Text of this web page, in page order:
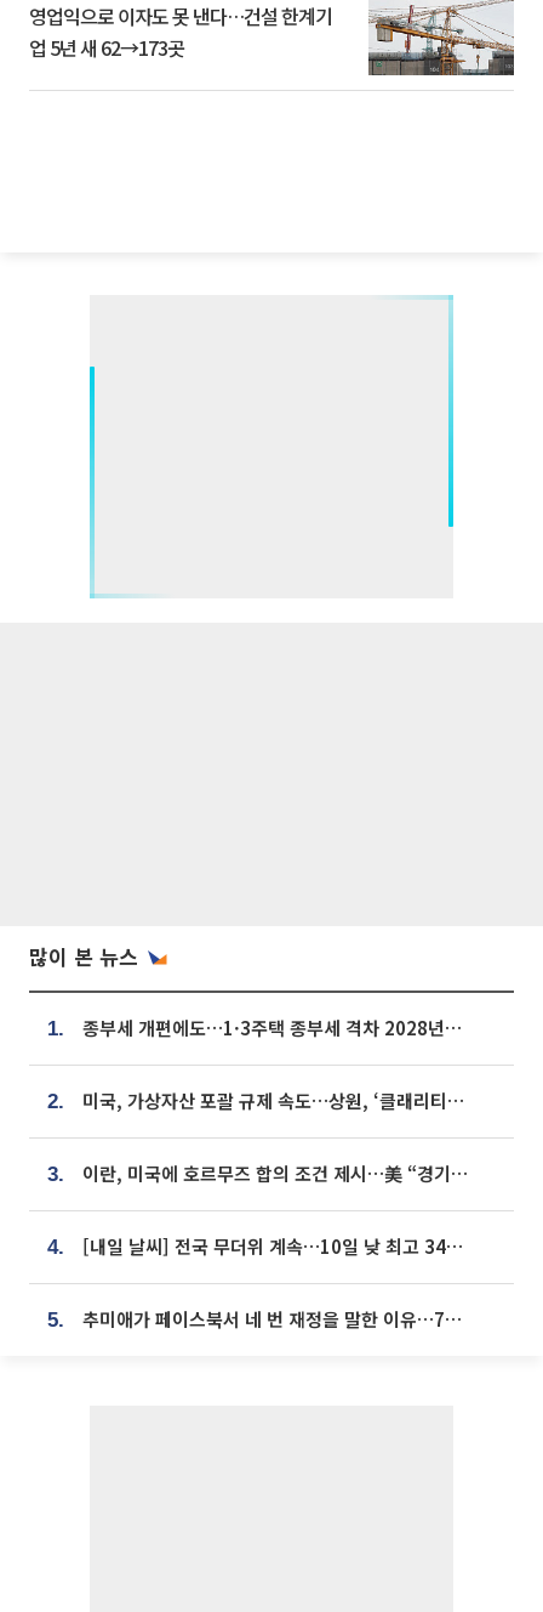
영업익으로 이자도 못 낸다…건설 한계기
업 5년 새 62→173곳
많이 본 뉴스
1. 종부세 개편에도…1·3주택 종부세 격차 2028년부터 확대
2. 미국, 가상자산 포괄 규제 속도…상원, ‘클래리티법’ 9월 절차투표 추진
3. 이란, 미국에 호르무즈 합의 조건 제시…美 “경기 아직 안 끝나” [종합]
4. [내일 날씨] 전국 무더위 계속…10일 낮 최고 34도 육박
5. 추미애가 페이스북서 네 번 재정을 말한 이유…7700억 추경 열쇠는 도의회에